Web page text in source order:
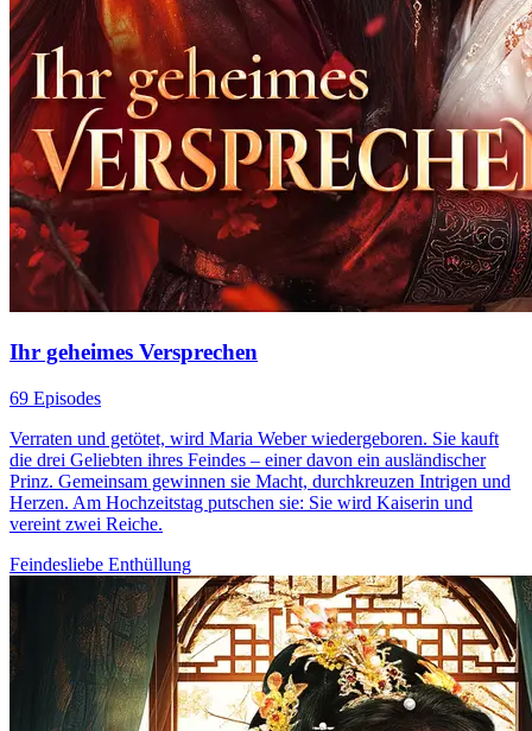
Ihr geheimes Versprechen
69 Episodes
Verraten und getötet, wird Maria Weber wiedergeboren. Sie kauft
die drei Geliebten ihres Feindes – einer davon ein ausländischer
Prinz. Gemeinsam gewinnen sie Macht, durchkreuzen Intrigen und
Herzen. Am Hochzeitstag putschen sie: Sie wird Kaiserin und
vereint zwei Reiche.
Feindesliebe Enthüllung